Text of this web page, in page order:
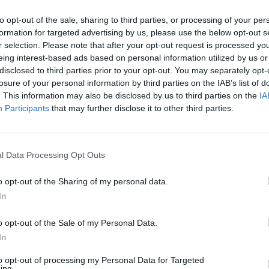
opt-out of the sale, sharing to third parties, or processing of your
for targeted advertising by us, please use the below opt-out
selection. Please note that after your opt-out request is processed
interest-based ads based on personal information utilized by us
to third parties prior to your opt-out. You may separately
of your personal information by third parties on the IAB’s list of
This information may also be disclosed by us to third parties on the
Participants that may further disclose it to other third parties.
Data Processing Opt Outs
opt-out of the Sharing of my personal data.
opt-out of the Sale of my Personal Data.
opt-out of processing my Personal Data for Targeted
Eladó:
Cím: Ozoli
Ozoli
Budapest
Képíró u.5.
Fsz./2.
1053
Bemutatkozás: Belváros szívében kortárs
művészi tárgyakkal várjuk szeretettel.